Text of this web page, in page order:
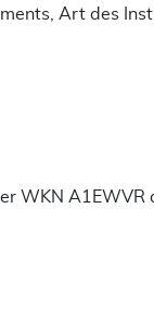
Art des
WKN